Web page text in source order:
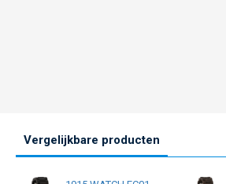
Vergelijkbare producten